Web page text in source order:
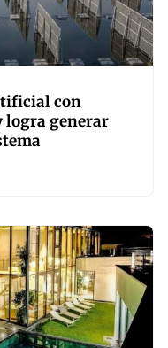
con
logra generar